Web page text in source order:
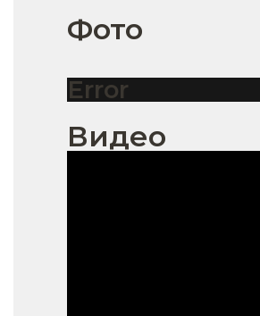
Фото
Error
Видео